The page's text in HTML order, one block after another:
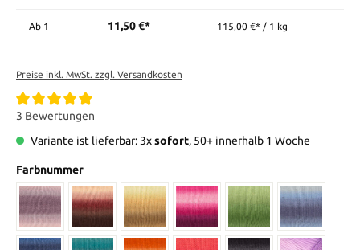
Ab 1 11,50 €* 115,00 €* / 1 kg
Preise inkl. MwSt. zzgl. Versandkosten
3 Bewertungen
Variante ist lieferbar: 3xsofort, 50+ innerhalb 1 Woche
Farbnummer